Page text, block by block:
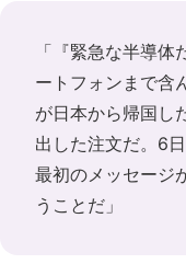
「『緊急な半導
ートフォンまで含
が日本から帰国し
出した注文だ。6
最初のメッセージ
うことだ」